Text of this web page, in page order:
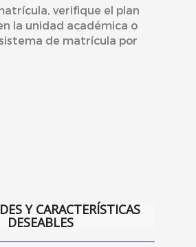
verifique el plan
la unidad académica o
de matrícula por
Y CARACTERÍSTICAS
DESEABLES